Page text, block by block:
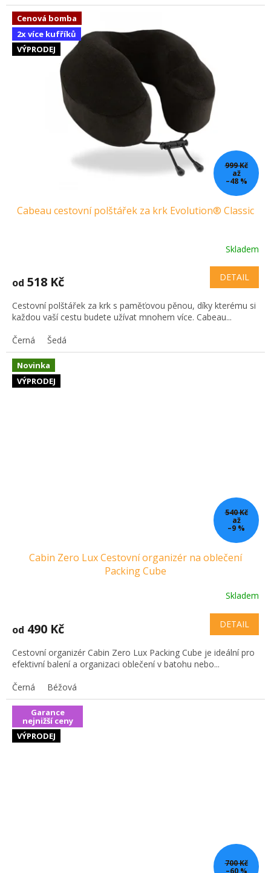
Cenová bomba
2x více kufříků
VÝPRODEJ
999 Kč
až
–48 %
Cabeau cestovní polštářek za krk Evolution® Classic
Skladem
od 518 Kč DETAIL
Cestovní polštářek za krk s paměťovou pěnou, díky kterému si
každou vaší cestu budete užívat mnohem více. Cabeau...
Černá
Šedá
Novinka
VÝPRODEJ
540 Kč
až
–9 %
Cabin Zero Lux Cestovní organizér na oblečení
Packing Cube
Skladem
od 490 Kč DETAIL
Cestovní organizér Cabin Zero Lux Packing Cube je ideální pro
efektivní balení a organizaci oblečení v batohu nebo...
Černá
Béžová
Garance
nejnižší ceny
VÝPRODEJ
700 Kč
–60 %